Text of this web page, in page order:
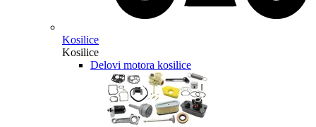
Kosilice
Kosilice
Delovi motora kosilice